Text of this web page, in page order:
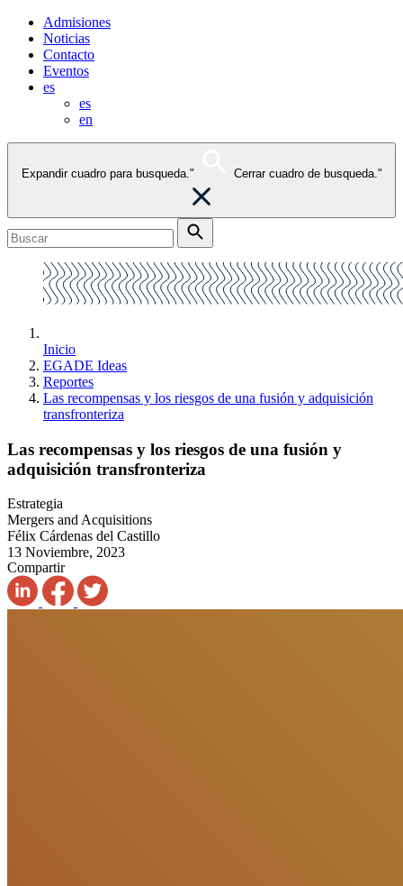
Admisiones
Noticias
Contacto
Eventos
es
es
en
Expandir cuadro para busqueda." Cerrar cuadro de busqueda."
Inicio
EGADE Ideas
Reportes
Las recompensas y los riesgos de una fusión y adquisición
transfronteriza
Las recompensas y los riesgos de una fusión y
adquisición transfronteriza
Estrategia
Mergers and Acquisitions
Félix Cárdenas del Castillo
13 Noviembre, 2023
Compartir